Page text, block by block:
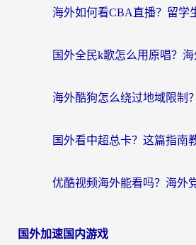
国外加速国内游戏